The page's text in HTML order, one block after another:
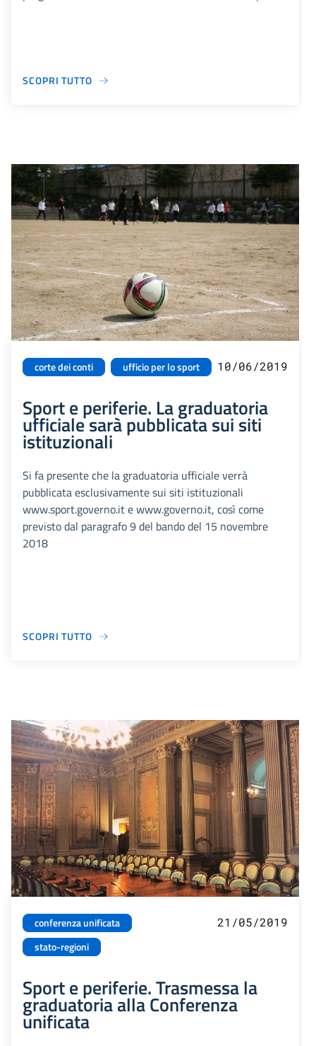
SCOPRI TUTTO
corte dei conti ufficio per lo sport 10/06/2019
Sport e periferie. La graduatoria
ufficiale sarà pubblicata sui siti
istituzionali
Si fa presente che la graduatoria ufficiale verrà
pubblicata esclusivamente sui siti istituzionali
www.sport.governo.it e www.governo.it, così come
previsto dal paragrafo 9 del bando del 15 novembre
2018
SCOPRI TUTTO
conferenza unificata
stato-regioni
21/05/2019
Sport e periferie. Trasmessa la
graduatoria alla Conferenza
unificata